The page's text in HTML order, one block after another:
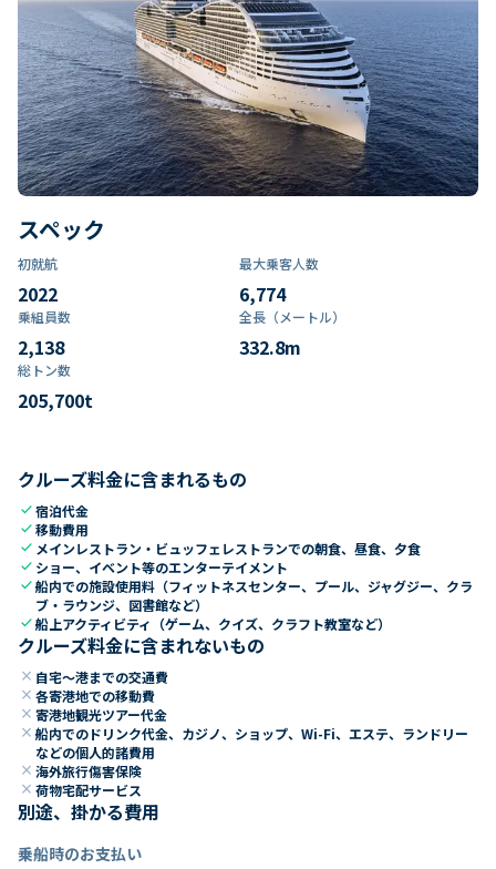
スペック
初就航
2022
最大乗客人数
6,774
乗組員数​
2,138
全長（メートル）
332.8m
総トン数​
205,700t
クルーズ料金に含まれるもの
check宿泊代金
check移動費用
check メインレストラン・ビュッフェレストランでの朝食、昼食、夕食
check ショー、イベント等のエンターテイメント
check船内での施設使用料（フィットネスセンター、プール、ジャグジー、クラ
ブ・ラウンジ、図書館など）
check船上アクティビティ（ゲーム、クイズ、クラフト教室など）
クルーズ料金に含まれないもの
close 自宅～港までの交通費
close 各寄港地での移動費
close 寄港地観光ツアー代金
close 船内でのドリンク代金、カジノ、ショップ、Wi-Fi、エステ、ランドリー
などの個人的諸費用
close 海外旅行傷害保険
close 荷物宅配サービス
別途、掛かる費用
乗船時のお支払い